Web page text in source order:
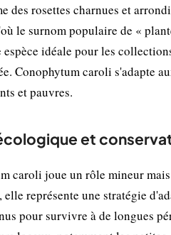
des rosettes charnues et
le surnom populaire de «
espèce idéale pour les
Conophytum caroli s'adapte
et pauvres.
et
caroli joue un rôle mineur
elle représente une stratégie
pour survivre à de longues